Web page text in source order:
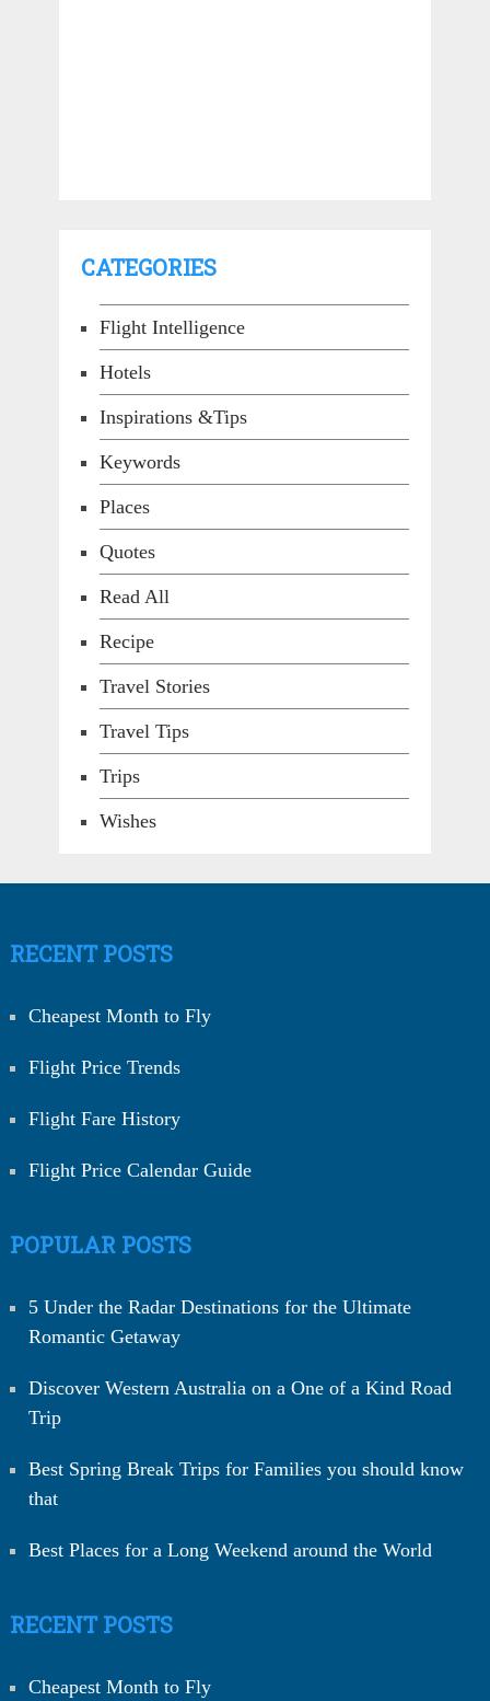
CATEGORIES
Flight Intelligence
Hotels
Inspirations &Tips
Keywords
Places
Quotes
Read All
Recipe
Travel Stories
Travel Tips
Trips
Wishes
RECENT POSTS
Cheapest Month to Fly
Flight Price Trends
Flight Fare History
Flight Price Calendar Guide
POPULAR POSTS
5 Under the Radar Destinations for the Ultimate
Romantic Getaway
Discover Western Australia on a One of a Kind Road
Trip
Best Spring Break Trips for Families you should know
that
Best Places for a Long Weekend around the World
RECENT POSTS
Cheapest Month to Fly